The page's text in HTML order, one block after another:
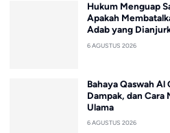
Hukum Menguap
Apakah
Adab yang
6 AGUSTUS 2026
Bahaya Qaswah Al
Dampak, dan
Ulama
6 AGUSTUS 2026